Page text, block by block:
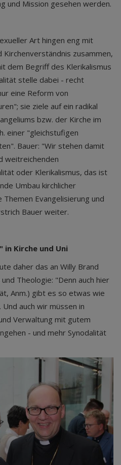
und Mission gesehen werden.
Art hingen eng mit
zusammen,
dem Begriff des Klerikalismus
stelle dabei - recht
eine Reform von
sie ziele auf ein radikal
bzw. der Kirche im
einer "gleichstufigen
Bauer: "Wir stehen damit
weitreichenden
oder Klerikalismus, das ist
Umbau kirchlicher
Evangelisierung und
Bauer weiter.
Kirche und Uni
daher das an Willy Brand
Theologie: "Denn auch hier
Anm.) gibt es so etwas wie
auch wir müssen in
Verwaltung mit gutem
- und mehr Synodalität